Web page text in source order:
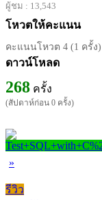
ผู้ชม : 13,543
โหวตให้คะแนน
คะแนนโหวต 4 (1 ครั้ง)
ดาวน์โหลด
268 ครั้ง
(สัปดาห์ก่อน 0 ครั้ง)
»
รีวิว